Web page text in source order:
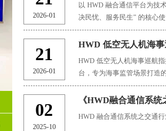
2026-01
以 HWD 融合通信平台为技
决民忧、服务民生” 的核心
询、民生投诉、意见建议等
点，整合语音通话、在线留
动态研判于一体的专业化政
共服务机构的数据链路，实
21
2026-01
HWD 低空无人机海
HWD 低空无人机海事巡航
台，专为海事监管场景打造
抗海况通信技术与智能调度
广、环境复杂、监管难度大
海事巡航船、直升机在灵活
02
2025-10
《HWD融合通信系统
HWD 融合通信系统之交通